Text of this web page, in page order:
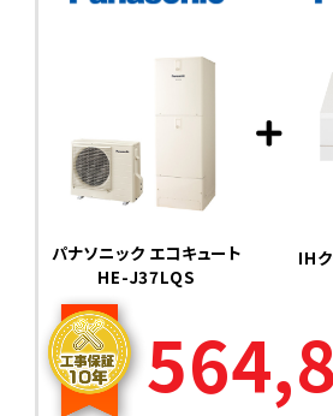
パナソニック エコキュート
HE-J37LQS
IH